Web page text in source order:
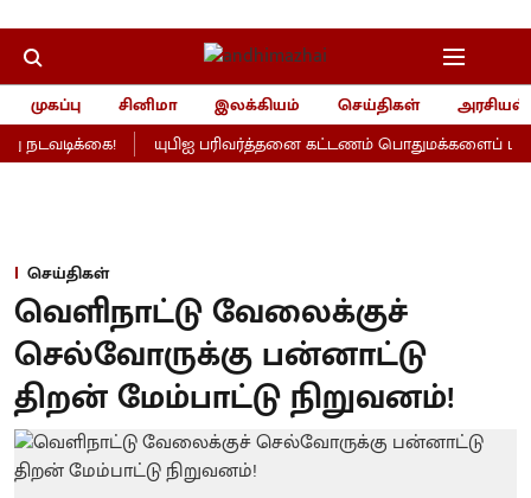
முகப்பு சினிமா இலக்கியம் செய்திகள்
அரசியல்
யுபிஐ பரிவர்த்தனை கட்டணம் பொதுமக்களைப்
செய்திகள்
வெளிநாட்டு வேலைக்குச்
செல்வோருக்கு பன்னாட்டு
திறன் மேம்பாட்டு நிறுவனம்!